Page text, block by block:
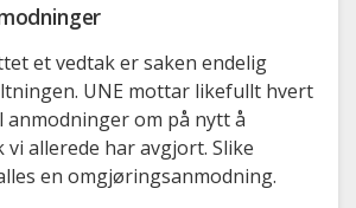
et vedtak er saken endelig
UNE mottar likefullt hvert
om på nytt å
vi allerede har avgjort. Slike
en omgjøringsanmodning.